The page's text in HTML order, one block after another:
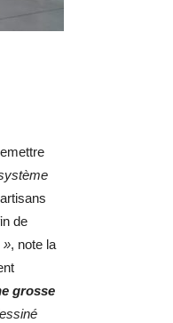
de
», note la
grosse